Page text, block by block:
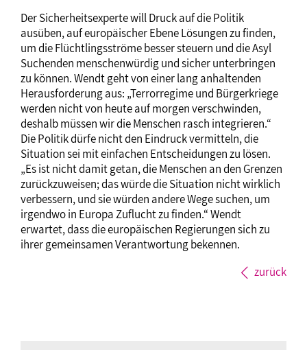
Der Sicherheitsexperte will Druck auf die Politik
ausüben, auf europäischer Ebene Lösungen zu finden,
um die Flüchtlingsströme besser steuern und die Asyl
Suchenden menschenwürdig und sicher unterbringen
zu können. Wendt geht von einer lang anhaltenden
Herausforderung aus: „Terrorregime und Bürgerkriege
werden nicht von heute auf morgen verschwinden,
deshalb müssen wir die Menschen rasch integrieren.“
Die Politik dürfe nicht den Eindruck vermitteln, die
Situation sei mit einfachen Entscheidungen zu lösen.
„Es ist nicht damit getan, die Menschen an den Grenzen
zurückzuweisen; das würde die Situation nicht wirklich
verbessern, und sie würden andere Wege suchen, um
irgendwo in Europa Zuflucht zu finden.“ Wendt
erwartet, dass die europäischen Regierungen sich zu
ihrer gemeinsamen Verantwortung bekennen.
zurück